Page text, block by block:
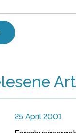
25 April 2001